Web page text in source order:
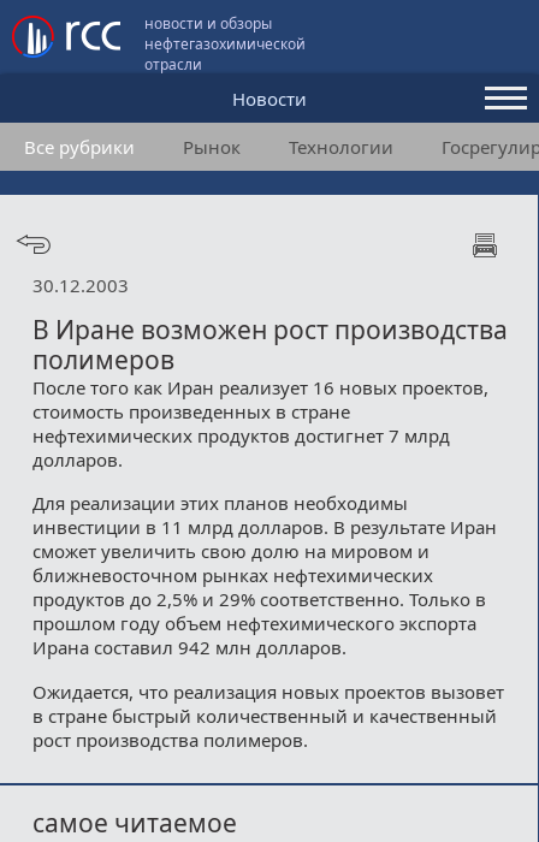
новости и обзоры
нефтегазохимической
отрасли
Новости
Аналитика и мнения
Конференции
Пользовательское соглашение
Медиакит
Все рубрики Рынок Технологии
30.12.2003
В Иране возможен рост производства
полимеров
После того как Иран реализует 16 новых проектов,
стоимость произведенных в стране
нефтехимических продуктов достигнет 7 млрд
долларов.
Для реализации этих планов необходимы
инвестиции в 11 млрд долларов. В результате Иран
сможет увеличить свою долю на мировом и
ближневосточном рынках нефтехимических
продуктов до 2,5% и 29% соответственно. Только в
прошлом году объем нефтехимического экспорта
Ирана составил 942 млн долларов.
Ожидается, что реализация новых проектов вызовет
в стране быстрый количественный и качественный
рост производства полимеров.
самое читаемое